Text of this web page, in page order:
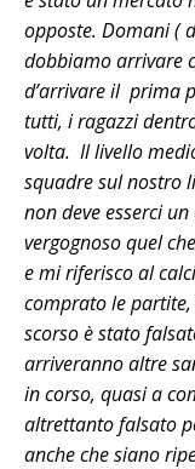
opposte. Domani (
dobbiamo arrivare
d’arrivare il prima
tutti, i ragazzi
volta. Il livello
squadre sul nostro
non deve esserci
vergognoso quel
e mi riferisco al
comprato le
scorso è stato
arriveranno altre
in corso, quasi a
altrettanto falsato
anche che siano